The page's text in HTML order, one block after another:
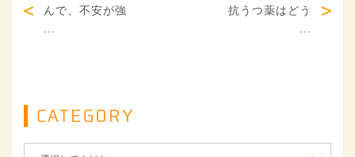
んで、不安が強
抗うつ薬はどう